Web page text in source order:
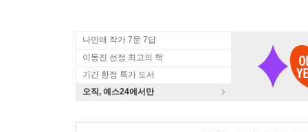
나민애 작가 7문 7답
이동진 선정 최고의 책
기간 한정 특가 도서
오직, 예스24에서만